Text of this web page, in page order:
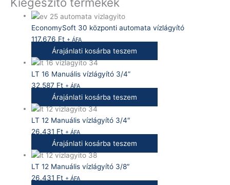
EconomySoft 30 központi automata vízlágyító
117.676 Ft + ÁFA
Árajánlati kosárba teszem
LT 16 Manuális vízlágyító 3/4”
32.587 Ft + ÁFA
Árajánlati kosárba teszem
LT 12 Manuális vízlágyító 3/4″
26.431 Ft + ÁFA
Árajánlati kosárba teszem
LT 12 Manuális vízlágyító 3/8″
26.431 Ft + ÁFA